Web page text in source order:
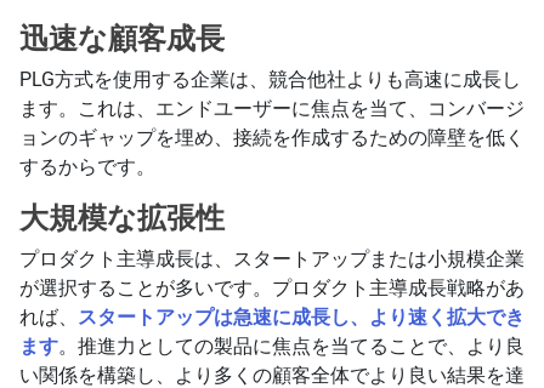
迅速な顧客成長
PLG方式を使用する企業は、競合他社よりも高速に成長し
ます。これは、エンドユーザーに焦点を当て、コンバージ
ョンのギャップを埋め、接続を作成するための障壁を低く
するからです。
大規模な拡張性
プロダクト主導成長は、スタートアップまたは小規模企業
が選択することが多いです。プロダクト主導成長戦略があ
れば、
スタートアップは急速に成長し、より速く拡大でき
ます。推進力としての製品に焦点を当てることで、より良
い関係を構築し、より多くの顧客全体でより良い結果を達